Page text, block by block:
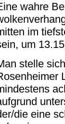
wahre
im
um
stelle
die eine